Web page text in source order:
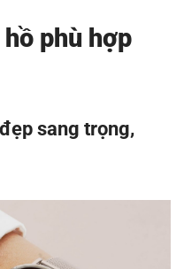
phù hợp
sang trọng,